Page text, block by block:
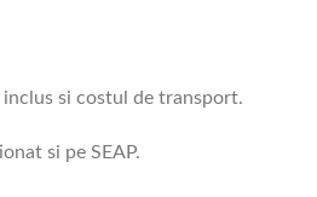
si costul de transport.
si pe SEAP.